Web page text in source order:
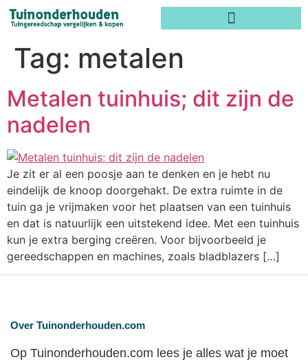
Tag: metalen
Metalen tuinhuis; dit zijn de
nadelen
Je zit er al een poosje aan te denken en je hebt nu
eindelijk de knoop doorgehakt. De extra ruimte in de
tuin ga je vrijmaken voor het plaatsen van een tuinhuis
en dat is natuurlijk een uitstekend idee. Met een tuinhuis
kun je extra berging creëren. Voor bijvoorbeeld je
gereedschappen en machines, zoals bladblazers […]
Over Tuinonderhouden.com
Op Tuinonderhouden.com lees je alles wat je moet